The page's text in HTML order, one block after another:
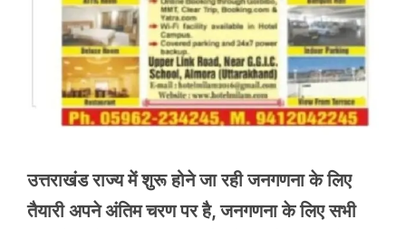
उत्तराखंड राज्य में शुरू होने जा रही जनगणना के लिए
तैयारी अपने अंतिम चरण पर है, जनगणना के लिए सभी